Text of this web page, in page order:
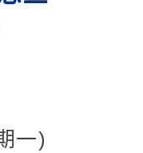
一)